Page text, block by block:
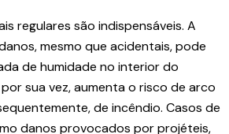
regulares são indispensáveis. A
mesmo que acidentais, pode
de humidade no interior do
sua vez, aumenta o risco de arco
de incêndio. Casos de
danos provocados por projéteis,